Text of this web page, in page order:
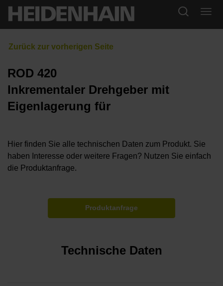
ROD 420
Inkrementaler Drehgeber mit
Eigenlagerung für
Hier finden Sie alle technischen Daten zum Produkt. Sie
haben Interesse oder weitere Fragen? Nutzen Sie einfach
die Produktanfrage.
Produktanfrage
Technische Daten